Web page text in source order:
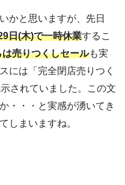
かと思いますが、先日
日(木)で一時休業するこ
売りつくしセールも実
には「完全閉店売りつく
されていました。この文
・・・と実感が湧いてき
しまいますね。